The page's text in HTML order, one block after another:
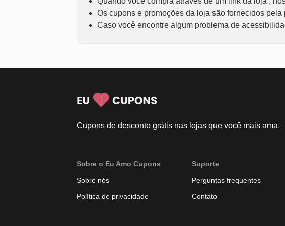
Os cupons e promoções da loja são fornecidos
Caso você encontre algum problema de
Cupons de desconto grátis nas lojas que você mais ama.
Sobre o Eu Amo Cupons
Sobre nós
Política de privacidade
Suporte
Perguntas frequentes
Contato